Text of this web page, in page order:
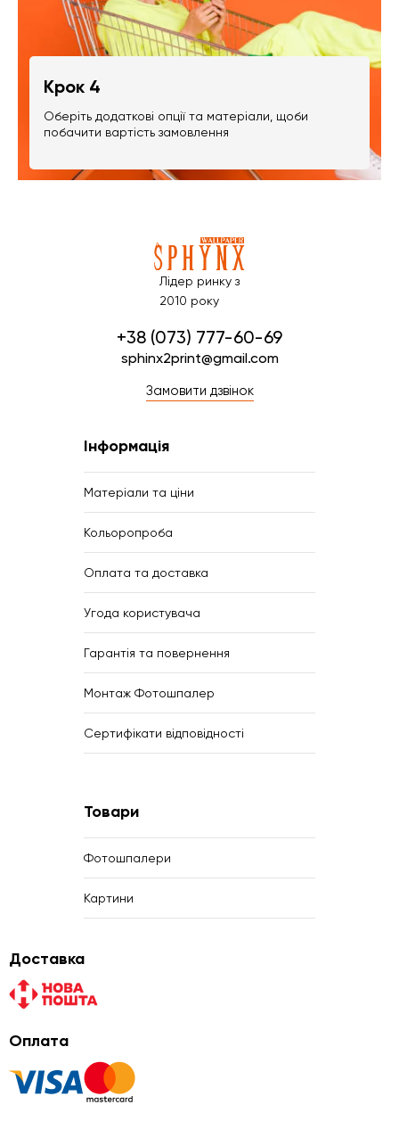
Крок 4
Оберіть додаткові опції та матеріали, щоби
побачити вартість замовлення
Лідер ринку з
2010 року
+38 (073) 777-60-69
sphinx2print@gmail.com
Замовити дзвінок
Інформація
Матеріали та ціни
Кольоропроба
Оплата та доставка
Угода користувача
Гарантія та повернення
Монтаж Фотошпалер
Сертифікати відповідності
Товари
Фотошпалери
Картини
Доставка
Оплата